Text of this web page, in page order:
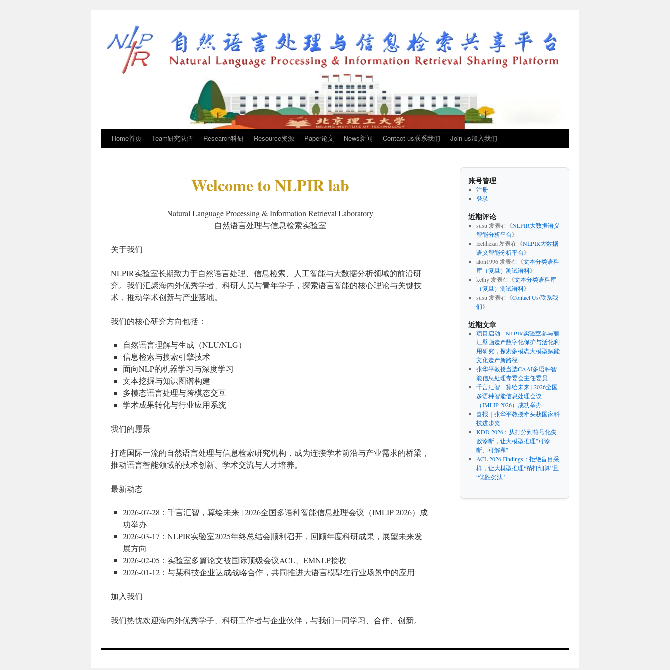
Home首页 Team研究队伍 Research科研 Resource资源 Paper论文 News新闻 Contact us联系我们 Join us加入我们
Welcome to NLPIR lab
Natural Language Processing & Information Retrieval Laboratory
自然语言处理与信息检索实验室
关于我们
NLPIR实验室长期致力于自然语言处理、信息检索、人工智能与大数据分析领域的前沿研
究。我们汇聚海内外优秀学者、科研人员与青年学子，探索语言智能的核心理论与关键技
术，推动学术创新与产业落地。
我们的核心研究方向包括：
自然语言理解与生成（NLU/NLG）
信息检索与搜索引擎技术
面向NLP的机器学习与深度学习
文本挖掘与知识图谱构建
多模态语言处理与跨模态交互
学术成果转化与行业应用系统
我们的愿景
打造国际一流的自然语言处理与信息检索研究机构，成为连接学术前沿与产业需求的桥梁，
推动语言智能领域的技术创新、学术交流与人才培养。
最新动态
2026-07-28：千言汇智，算绘未来 | 2026全国多语种智能信息处理会议（IMLIP 2026）成
功举办
2026-03-17：NLPIR实验室2025年终总结会顺利召开，回顾年度科研成果，展望未来发
展方向
2026-02-05：实验室多篇论文被国际顶级会议ACL、EMNLP接收
2026-01-12：与某科技企业达成战略合作，共同推进大语言模型在行业场景中的应用
加入我们
我们热忱欢迎海内外优秀学子、科研工作者与企业伙伴，与我们一同学习、合作、创新。
账号管理
注册
登录
近期评论
susu 发表在《NLPIR大数据语义
智能分析平台》
leelihezai 发表在《NLPIR大数据
语义智能分析平台》
alon1996发表在《文本分类语料
库（复旦）测试语料》
kethy发表在《文本分类语料库
（复旦）测试语料》
susu 发表在《Contact Us/联系我
们》
近期文章
项目启动！NLPIR实验室参与丽
江壁画遗产数字化保护与活化利
用研究，探索多模态大模型赋能
文化遗产新路径
张华平教授当选CAAI多语种智
能信息处理专委会主任委员
千言汇智，算绘未来 | 2026全国
多语种智能信息处理会议
（IMLIP 2026）成功举办
喜报｜张华平教授牵头获国家科
技进步奖！
KDD 2026：从打分到符号化失
败诊断，让大模型推理”可诊
断、可解释”
ACL 2026 Findings：拒绝盲目采
样，让大模型推理“精打细算”且
“优胜劣汰”